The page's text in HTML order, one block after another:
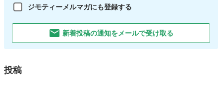
ジモティーメルマガにも登録する
新着投稿の通知をメールで受け取る
投稿